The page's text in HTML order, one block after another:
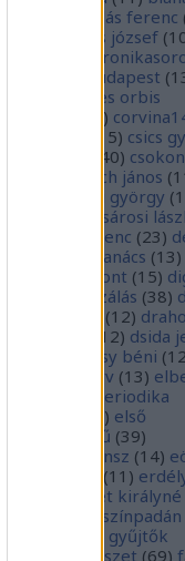
bordás ferenc
borsos józsef (
budapest (
civitates orbis
)
15) csics
40)
damjanich jános (
danku györgy (
deák-sárosi
deák ferenc (23)
diaszpóra tanács (13)
központ (15)
digitalizálás (38)
(12)
12) dsida
egressy béni (12
ekönyv (13)
elektronikus periodika
) első
emlékmű (39)
ensz (14)
(11 )
erzsébet királyné
európa
ex libris gyűjtők
fametszet (69)